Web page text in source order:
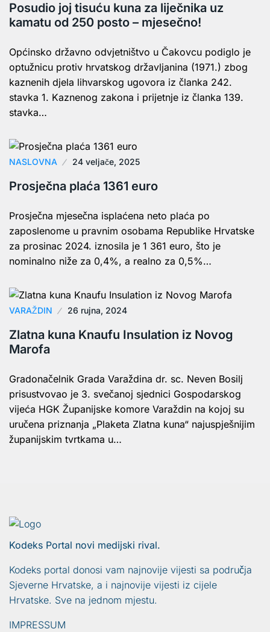
Posudio joj tisuću kuna za liječnika uz
kamatu od 250 posto – mjesečno!
Općinsko državno odvjetništvo u Čakovcu podiglo je
optužnicu protiv hrvatskog državljanina (1971.) zbog
kaznenih djela lihvarskog ugovora iz članka 242.
stavka 1. Kaznenog zakona i prijetnje iz članka 139.
stavka…
NASLOVNA 24 veljače, 2025
Prosječna plaća 1361 euro
Prosječna mjesečna isplaćena neto plaća po
zaposlenome u pravnim osobama Republike Hrvatske
za prosinac 2024. iznosila je 1 361 euro, što je
nominalno niže za 0,4%, a realno za 0,5%…
VARAŽDIN 26 rujna, 2024
Zlatna kuna Knaufu Insulation iz Novog
Marofa
Gradonačelnik Grada Varaždina dr. sc. Neven Bosilj
prisustvovao je 3. svečanoj sjednici Gospodarskog
vijeća HGK Županijske komore Varaždin na kojoj su
uručena priznanja „Plaketa Zlatna kuna“ najuspješnijim
županijskim tvrtkama u…
Kodeks Portal novi medijski rival.
Kodeks portal donosi vam najnovije vijesti sa područja
Sjeverne Hrvatske, a i najnovije vijesti iz cijele
Hrvatske. Sve na jednom mjestu.
IMPRESSUM